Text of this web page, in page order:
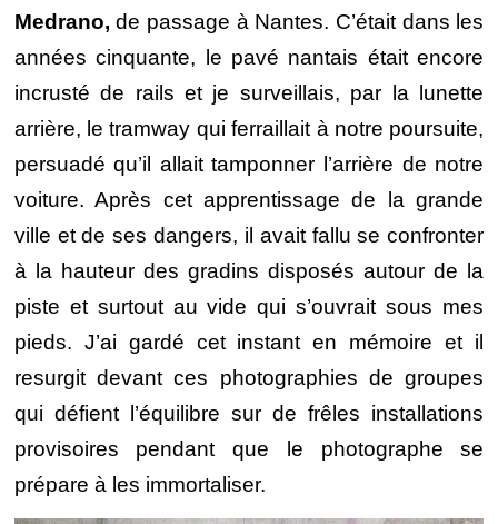
Medrano, de passage à Nantes. C’était dans les
années cinquante, le pavé nantais était encore
incrusté de rails et je surveillais, par la lunette
arrière, le tramway qui ferraillait à notre poursuite,
persuadé qu’il allait tamponner l’arrière de notre
voiture. Après cet apprentissage de la grande
ville et de ses dangers, il avait fallu se confronter
à la hauteur des gradins disposés autour de la
piste et surtout au vide qui s’ouvrait sous mes
pieds. J’ai gardé cet instant en mémoire et il
resurgit devant ces photographies de groupes
qui défient l’équilibre sur de frêles installations
provisoires pendant que le photographe se
prépare à les immortaliser.